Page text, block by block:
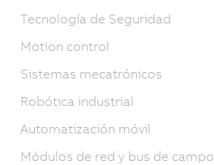
Tecnología de Seguridad
Motion control
Sistemas mecatrónicos
Robótica industrial
Automatización móvil
Módulos de red y bus de campo